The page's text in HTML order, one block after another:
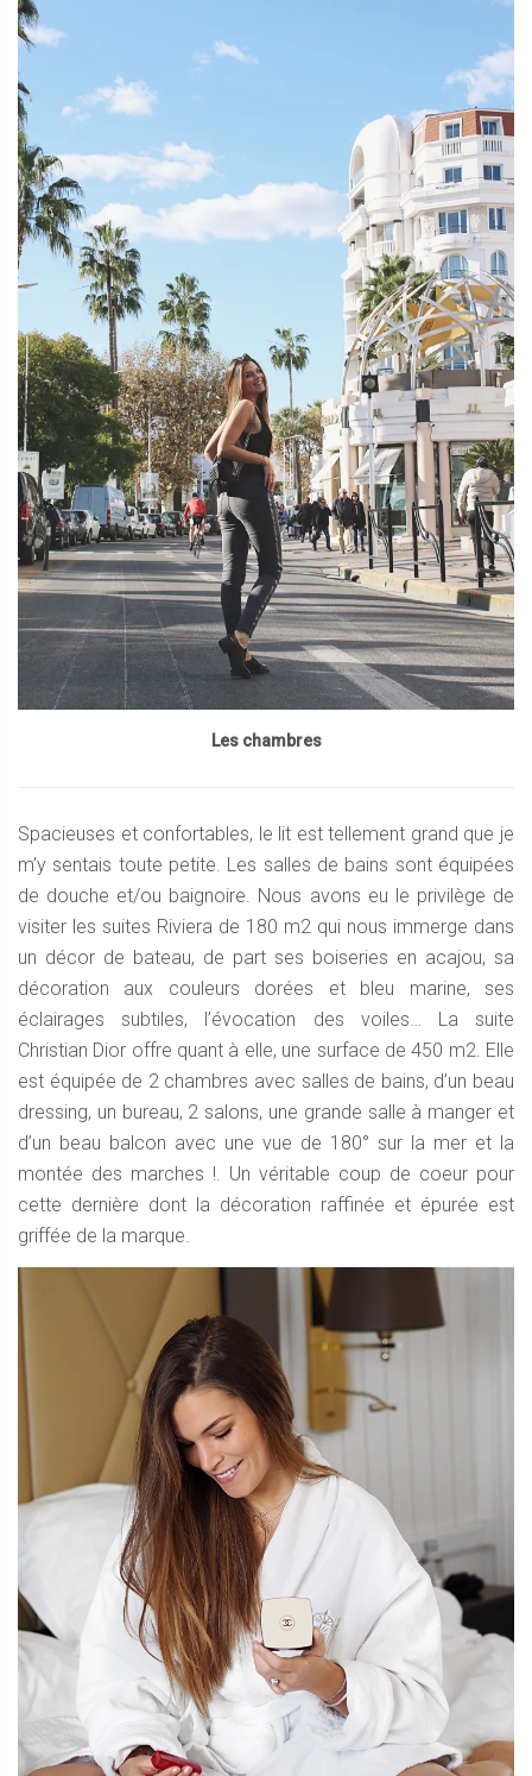
Les chambres
Spacieuses et confortables, le lit est tellement grand que je
m’y sentais toute petite. Les salles de bains sont équipées
de douche et/ou baignoire. Nous avons eu le privilège de
visiter les suites Riviera de 180 m2 qui nous immerge dans
un décor de bateau, de part ses boiseries en acajou, sa
décoration aux couleurs dorées et bleu marine, ses
éclairages subtiles, l’évocation des voiles… La suite
Christian Dior offre quant à elle, une surface de 450 m2. Elle
est équipée de 2 chambres avec salles de bains, d’un beau
dressing, un bureau, 2 salons, une grande salle à manger et
d’un beau balcon avec une vue de 180° sur la mer et la
montée des marches !. Un véritable coup de coeur pour
cette dernière dont la décoration raffinée et épurée est
griffée de la marque.